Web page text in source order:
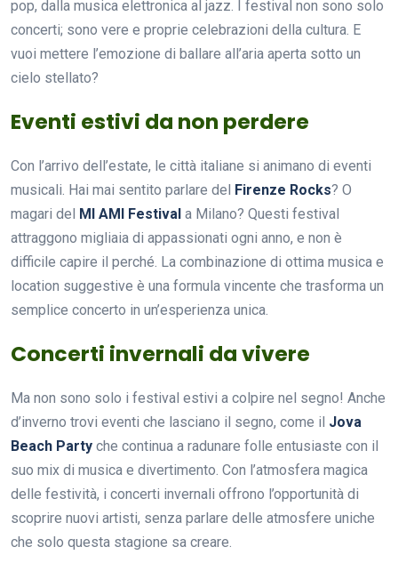
pop, dalla musica elettronica al jazz. I festival non sono solo
concerti; sono vere e proprie celebrazioni della cultura. E
vuoi mettere l’emozione di ballare all’aria aperta sotto un
cielo stellato?
Eventi estivi da non perdere
Con l’arrivo dell’estate, le città italiane si animano di eventi
musicali. Hai mai sentito parlare del
Firenze Rocks? O
magari del
MI AMI Festival a Milano? Questi festival
attraggono migliaia di appassionati ogni anno, e non è
difficile capire il perché. La combinazione di ottima musica e
location suggestive è una formula vincente che trasforma un
semplice concerto in un’esperienza unica.
Concerti invernali da vivere
Ma non sono solo i festival estivi a colpire nel segno! Anche
d’inverno trovi eventi che lasciano il segno, come il Jova
Beach Party che continua a radunare folle entusiaste con il
suo mix di musica e divertimento. Con l’atmosfera magica
delle festività, i concerti invernali offrono l’opportunità di
scoprire nuovi artisti, senza parlare delle atmosfere uniche
che solo questa stagione sa creare.